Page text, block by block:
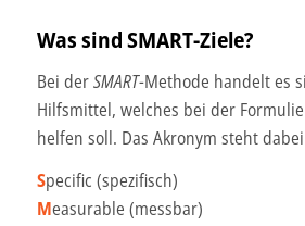
Was sind SMART-Ziele?
Bei derSMART-Methode handelt es
Hilfsmittel, welches bei der
helfen soll. Das Akronym steht
Specific (spezifisch)
Measurable (messbar)